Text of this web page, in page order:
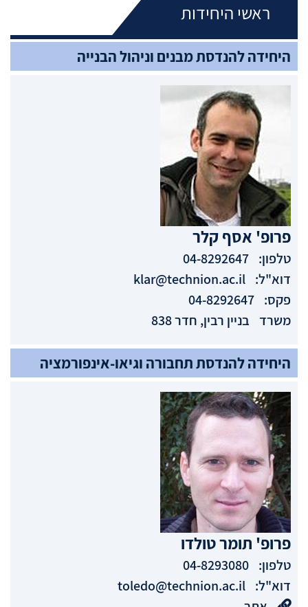
ראשי היחידות
היחידה להנדסת מבנים וניהול הבנייה
פרופ' אסףקלר
טלפון: 04-8292647
דוא"ל: klar@technion.ac.il
פקס:
משרד
בניין רבין, חדר 838
היחידה להנדסת תחבורה וגיאו-אינפורמציה
פרופ' תומרטולדו
טלפון: 04-8293080
דוא"ל: toledo@technion.ac.il